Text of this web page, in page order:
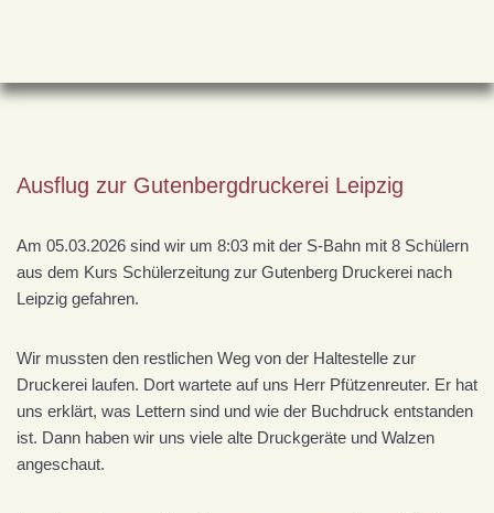
Inhalt
Ausflug zur Gutenbergdruckerei Leipzig
Am 05.03.2026 sind wir um 8:03 mit der S-Bahn mit 8 Schülern
aus dem Kurs Schülerzeitung zur Gutenberg Druckerei nach
Leipzig gefahren.
Wir mussten den restlichen Weg von der Haltestelle zur
Druckerei laufen. Dort wartete auf uns Herr Pfützenreuter. Er hat
uns erklärt, was Lettern sind und wie der Buchdruck entstanden
ist. Dann haben wir uns viele alte Druckgeräte und Walzen
angeschaut.